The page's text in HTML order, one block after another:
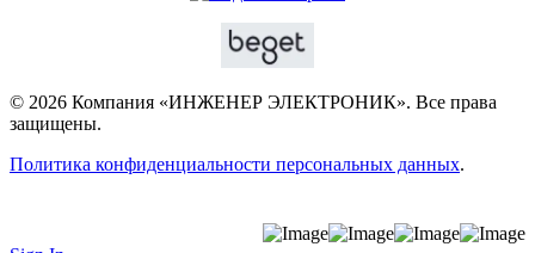
© 2026 Компания «ИНЖЕНЕР ЭЛЕКТРОНИК». Все права
защищены.
Политика конфиденциальности персональных данных.